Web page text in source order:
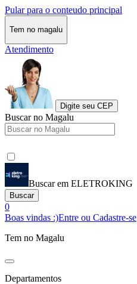
Pular para o conteudo principal
Tem no magalu
Atendimento
Digite seu CEP
Buscar no Magalu
Buscar em ELETROKING
Buscar
0
Boas vindas :)Entre ou Cadastre-se
Tem no Magalu
Departamentos